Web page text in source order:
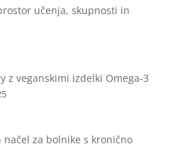
učenja, skupnosti in
z veganskimi izdelki Omega-3
načel za bolnike s kronično